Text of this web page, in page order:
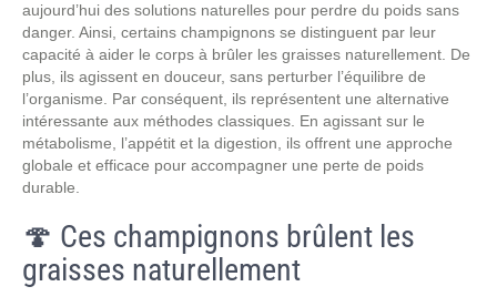
aujourd’hui des solutions naturelles pour perdre du poids sans
danger. Ainsi, certains champignons se distinguent par leur
capacité à aider le corps à brûler les graisses naturellement. De
plus, ils agissent en douceur, sans perturber l’équilibre de
l’organisme. Par conséquent, ils représentent une alternative
intéressante aux méthodes classiques. En agissant sur le
métabolisme, l’appétit et la digestion, ils offrent une approche
globale et efficace pour accompagner une perte de poids
durable.
🍄 Ces champignons brûlent les
graisses naturellement